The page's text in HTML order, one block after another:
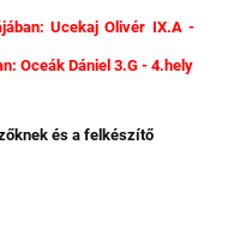
Ucekaj Olivér IX.A -
Oceák Dániel 3.G - 4.hely
és a felkészítő